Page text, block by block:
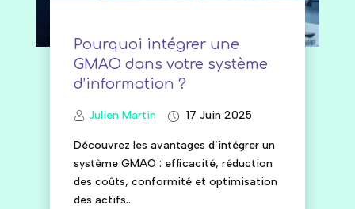
Pourquoi intégrer une
GMAO dans votre système
d’information ?
Julien Martin 17 Juin 2025
Découvrez les avantages d’intégrer un
système GMAO : efficacité, réduction
des coûts, conformité et optimisation
des actifs...